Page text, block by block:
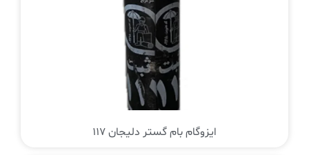
ایزوگام بام گستر دلیجان 117